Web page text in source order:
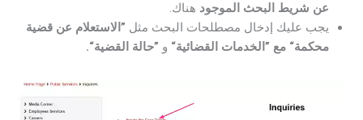
عن شريط البحث الموجود هناك.
يجب عليك إدخال مصطلحات البحث مثل ”الاستعلام عن قضية
محكمة“ مع ”الخدمات القضائية“ و ”حالة القضية“.